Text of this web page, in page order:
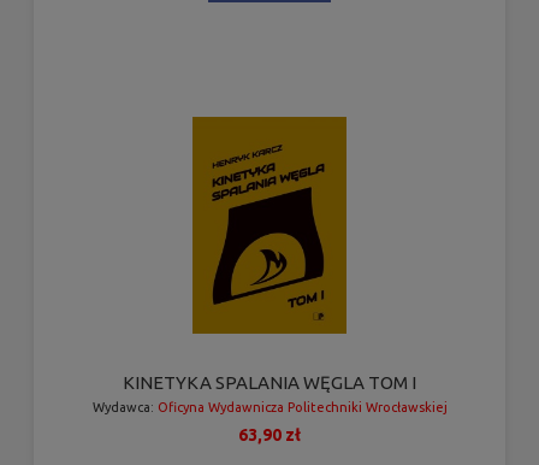
KINETYKA SPALANIA WĘGLA TOM I
Wydawca: Oficyna Wydawnicza Politechniki Wrocławskiej
63,90 zł